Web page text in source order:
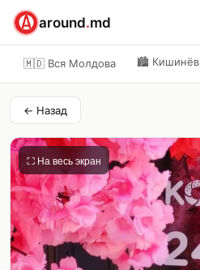
around.md
🇲🇩 Вся Молдова 🏙️ Кишинёв
← Назад
⛶ На весь экран